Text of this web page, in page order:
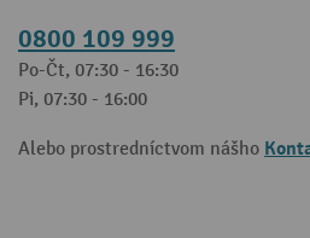
0800 109 999
Po-Čt, 07:30 - 16:30
Pi, 07:30 - 16:00
Alebo prostredníctvom nášho